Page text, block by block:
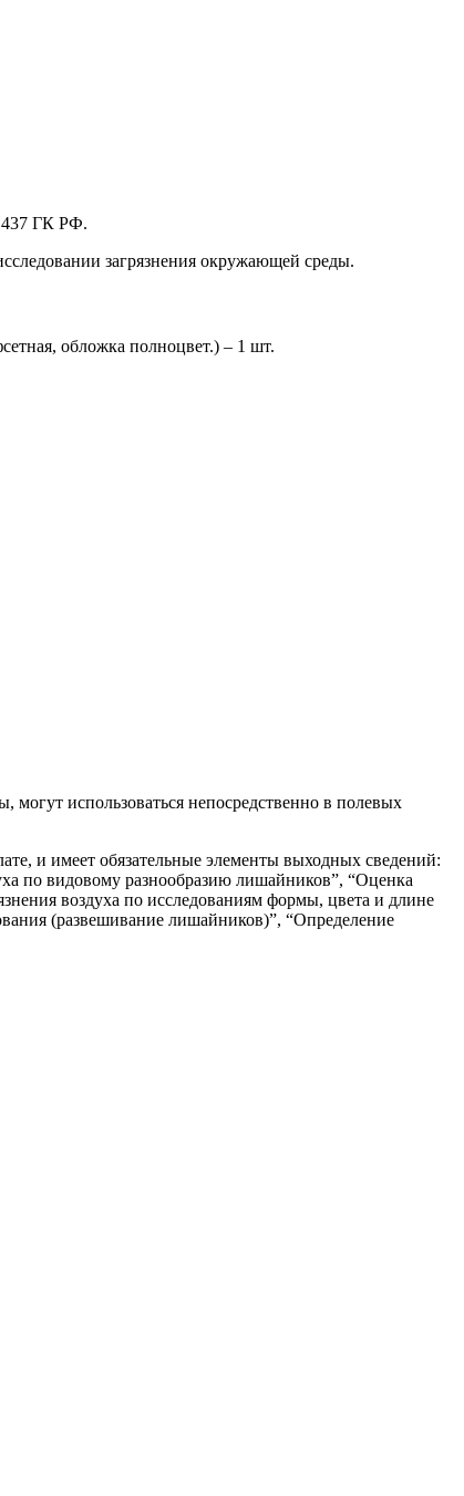
437 ГК РФ.
загрязнения окружающей среды.
обложка полноцвет.) – 1 шт.
использоваться непосредственно в полевых
и имеет обязательные элементы выходных сведений:
по видовому разнообразию лишайников”, “Оценка
воздуха по исследованиям формы, цвета и длине
(развешивание лишайников)”, “Определение